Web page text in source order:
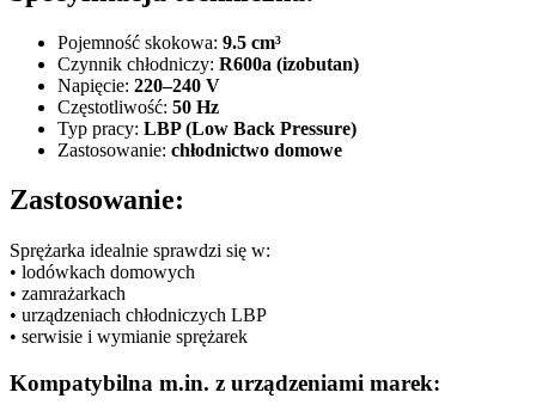
Pojemność skokowa: 9.5 cm³
Czynnik chłodniczy: R600a (izobutan)
Napięcie: 220–240 V
Częstotliwość: 50 Hz
Typ pracy: LBP (Low Back Pressure)
Zastosowanie: chłodnictwo domowe
Zastosowanie:
Sprężarka idealnie sprawdzi się w:
• lodówkach domowych
• zamrażarkach
• urządzeniach chłodniczych LBP
• serwisie i wymianie sprężarek
Kompatybilna m.in. z urządzeniami marek: